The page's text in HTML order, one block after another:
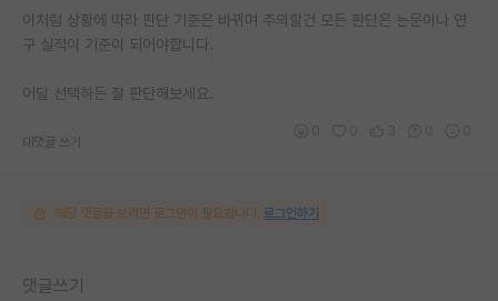
이처럼 상황에 따라 판단 기준은 바뀌며 주의할건 모든 판단은 논문이나 연
구 실적이 기준이 되어야합니다.
어딜 선택하든 잘 판단해보세요.
대댓글 쓰기
해당 댓글을 보려면 로그인이 필요합니다. 로그인하기
댓글쓰기